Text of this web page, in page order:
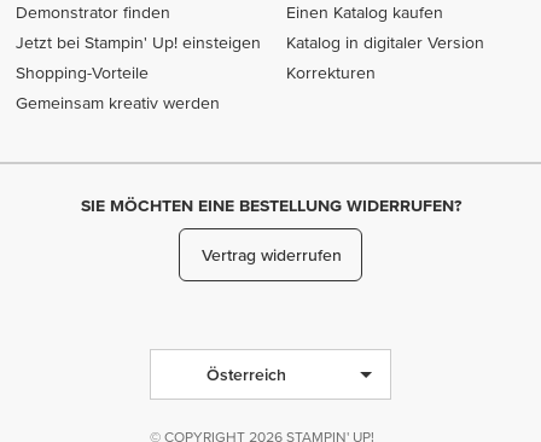
Demonstrator finden
Jetzt bei Stampin' Up! einsteigen
Shopping-Vorteile
Gemeinsam kreativ werden
Einen Katalog kaufen
Katalog in digitaler Version
Korrekturen
SIE MÖCHTEN EINE BESTELLUNG WIDERRUFEN?
Vertrag widerrufen
Österreich
© COPYRIGHT 2026 STAMPIN' UP!